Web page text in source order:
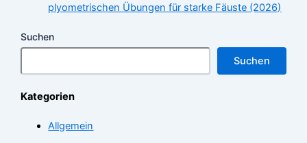
plyometrischen Übungen für starke Fäuste (2026)
Suchen
Suchen
Kategorien
Allgemein